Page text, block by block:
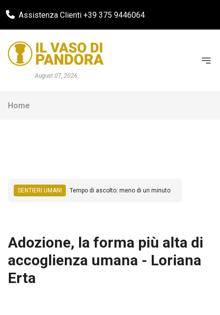
Assistenza Clienti +39 375 9446064
August 07, 2026
Home
SENTIERI UMANI Tempo di ascolto: meno di un minuto
Adozione, la forma più alta di
accoglienza umana - Loriana
Erta